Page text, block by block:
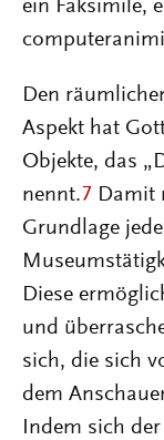
ein Faksimile,
Den
Aspekt hat
Objekte, das
nennt.7 Damit
Grundlage
Diese
und
sich, die sich
dem
Indem sich